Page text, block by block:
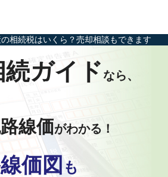
相続税はいくら？売却相談もできます
ガイドなら、
線価がわかる！
価図 も